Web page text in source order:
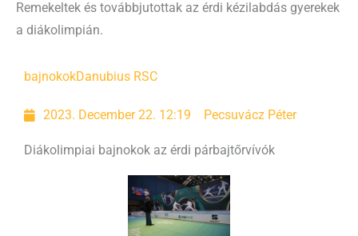
Remekeltek és továbbjutottak az érdi kézilabdás gyerekek
a diákolimpián.
bajnokokDanubius RSC
2023. December 22. 12:19 Pecsuvácz Péter
Diákolimpiai bajnokok az érdi párbajtőrvívók